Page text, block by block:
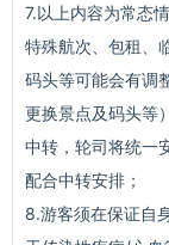
7.以上内容为常态
特殊航次、包租、
码头等可能会有调
更换景点及码头等
中转，轮司将统一
配合中转安排；
8.游客须在保证自